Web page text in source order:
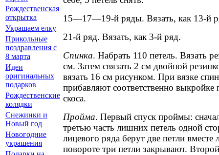
15—17—19-й ряды. Вязать, как 13-й
21-й ряд. Вязать, как 3-й ряд.
Спинка. Набрать 110 петель. Вязать
см. Затем связать 2 см двойной
вязать 16 см рисунком. При вязке
прибавляют соответственно
скоса.
Пройма. Первый спуск проймы:
третью часть лишних петель одной
лицевого ряда берут две петли вместе
повороте три петли закрывают.
Рождественская
открытка
Украшаем елку
Прикольные
поздравления с
8 марта
Идеи
оригинальных
подарков
Рождественские
колядки
Снежинки и
Новый год
Новогодние
украшения